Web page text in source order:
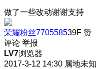
做了一些改动谢谢支持
荣耀粉丝770558539F 赞
评论 举报
LV7浏览器
2017-3-12 14:30 属地未知